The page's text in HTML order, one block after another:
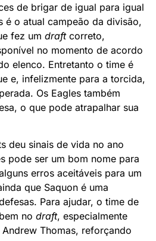
de brigar de igual para igual
é o atual campeão da divisão,
fez um draftcorreto,
no momento de acordo
elenco. Entretanto o time é
e, infelizmente para a torcida,
Os Eagles também
o que pode atrapalhar sua
deu sinais de vida no ano
pode ser um bom nome para
erros aceitáveis para um
que Saquon é uma
Para ajudar, o time de
no draft, especialmente
Thomas, reforçando